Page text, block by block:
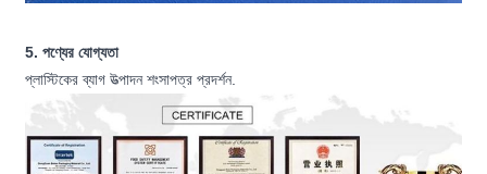
5. পণ্যের যোগ্যতা
প্লাস্টিকের ব্যাগ উত্পাদন শংসাপত্র প্রদর্শন.